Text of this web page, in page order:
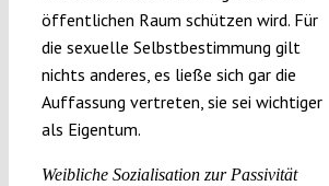
öffentlichen Raum schützen wird. Für
die sexuelle Selbstbestimmung gilt
nichts anderes, es ließe sich gar die
Auffassung vertreten, sie sei wichtiger
als Eigentum.
Weibliche Sozialisation zur Passivität